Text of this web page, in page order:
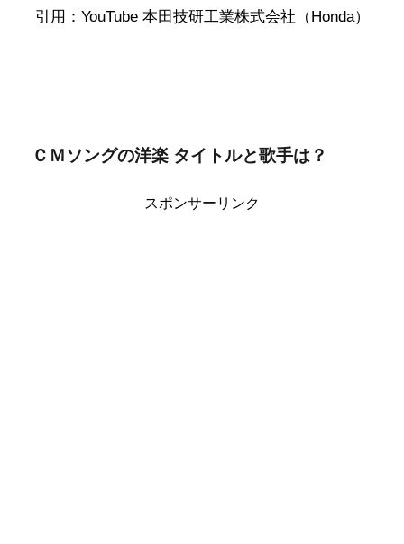
引用：YouTube 本田技研工業株式会社（Honda）
ＣＭソングの洋楽 タイトルと歌手は？
スポンサーリンク